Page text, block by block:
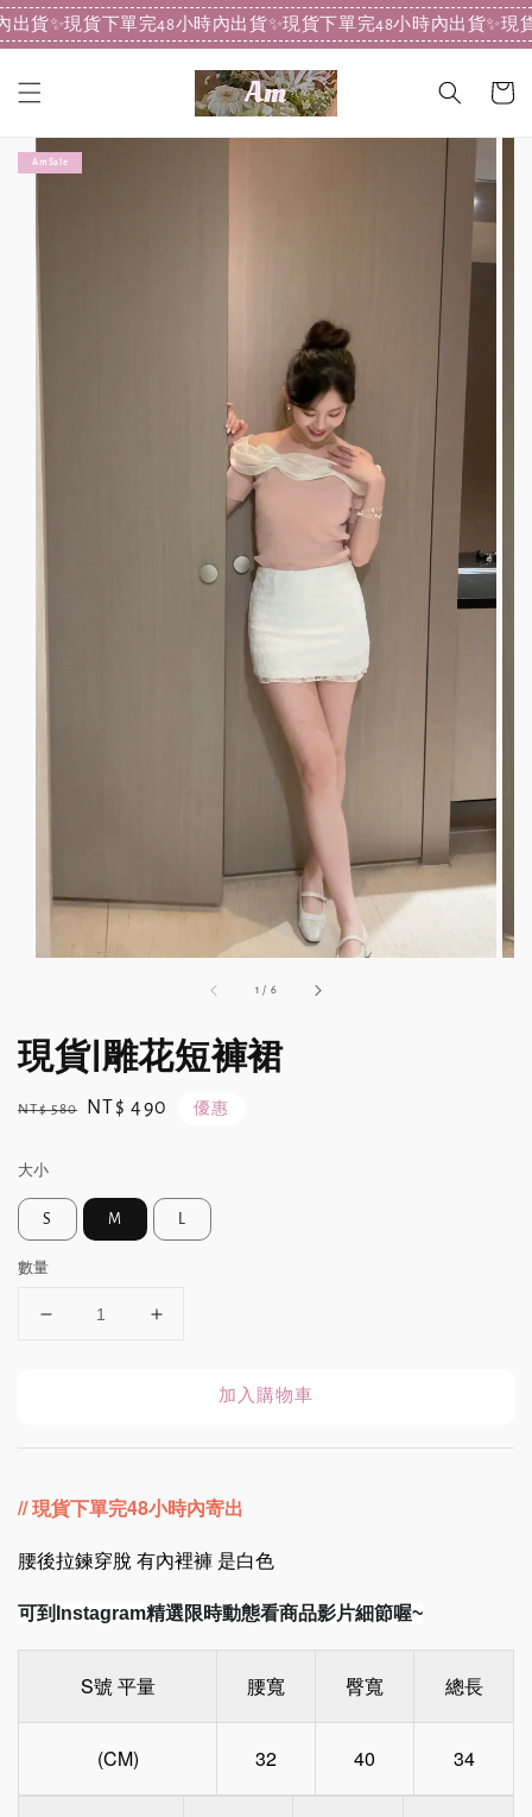
貨✨現貨下單完48小時內出貨✨現貨下單完48小時內出貨✨現貨
1 / 6
Am Sale
現貨|雕花短褲裙
Regular
NT$ 580
Sale
NT$ 490 優惠
大小
S M L
數量
加入購物車
// 現貨下單完48小時內寄出
腰後拉鍊穿脫 有內裡褲 是白色
可到Instagram精選限時動態看商品影片細節喔~
S號 平量 腰寬 臀寬 總長
(CM) 32 40 34